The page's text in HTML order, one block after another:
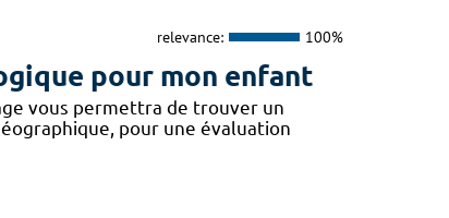
relevance: 100%
pour mon enfant
vous permettra de trouver un
pour une évaluation